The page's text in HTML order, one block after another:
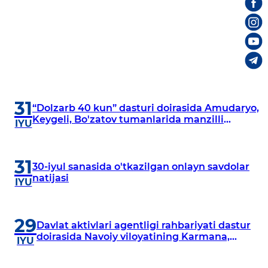
31
IYU
“Dolzarb 40 kun” dasturi doirasida Amudaryo,
Keygeli, Bo'zatov tumanlarida manzilli
31
IYU
30-iyul sanasida o'tkazilgan onlayn savdolar
natijasi
29
IYU
Davlat aktivlari agentligi rahbariyati dastur
doirasida Navoiy viloyatining Karmana,